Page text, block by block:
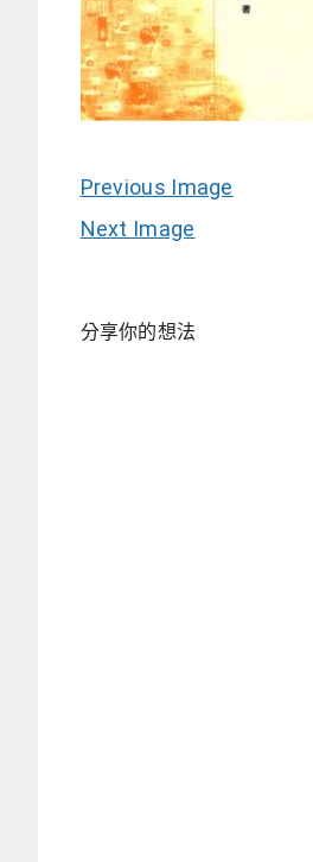
Previous Image
Next Image
分享你的想法